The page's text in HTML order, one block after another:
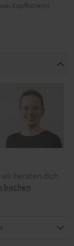
Kopfhörern)
wir beraten dich
buchen